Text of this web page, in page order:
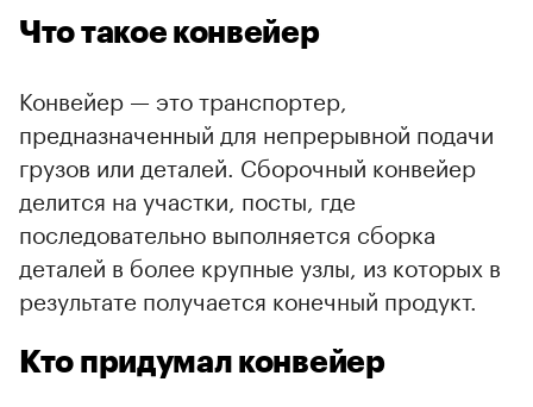
Что такое конвейер
Конвейер — это транспортер,
предназначенный для непрерывной подачи
грузов или деталей. Сборочный конвейер
делится на участки, посты, где
последовательно выполняется сборка
деталей в более крупные узлы, из которых в
результате получается конечный продукт.
Кто придумал конвейер